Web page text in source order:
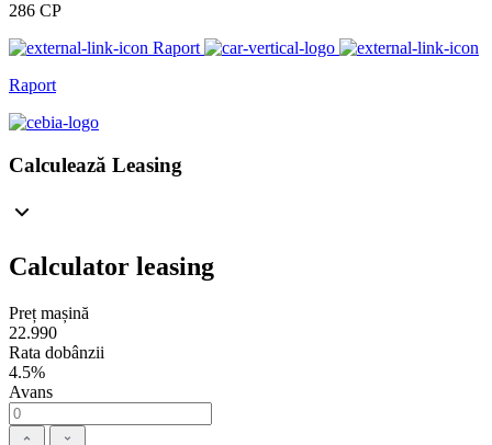
286 CP
Raport
Raport
Calculează Leasing
Calculator leasing
Preț mașină
22.990
Rata dobânzii
4.5%
Avans